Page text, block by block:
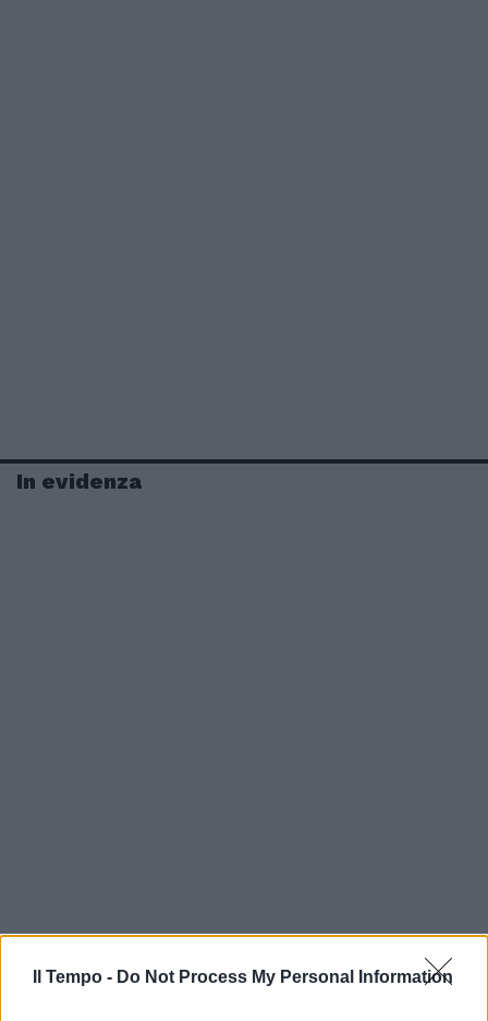
Il Tempo - Do Not Process My Personal Information
In evidenza